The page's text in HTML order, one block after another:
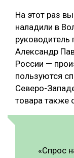
КОМПЛЕКСНАЯ
ЛЕСОПИЛЕНИЕ
ДЕРЕВЯННОЕ
БЕЗОПАСНОЕ
СОРТИРОВКА
На этот раз
наладили в
руководитель
Александр
России —
пользуются
Северо-
товара также
«Спрос